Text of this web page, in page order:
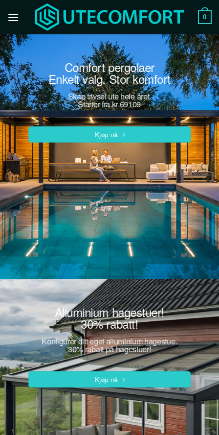
0
Comfort pergolaer
Enkelt valg. Stor komfort
Skap trivsel ute hele året.
Starter fra kr 69109
Kjøp nå
Aliuminium hagestuer!
30% rabatt!
Konfigurer ditt eget aliuminium hagestue.
30% rabatt på hagestuer!
Kjøp nå